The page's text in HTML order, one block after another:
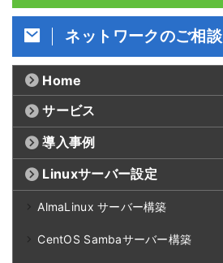
ネットワークのご相談
Home
サービス
導入事例
Linuxサーバー設定
AlmaLinux サーバー構築
CentOS Sambaサーバー構築